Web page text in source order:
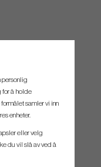
personlig
for å holde
samler vi inn
enheter.
eller velg
du vil slå av ved å